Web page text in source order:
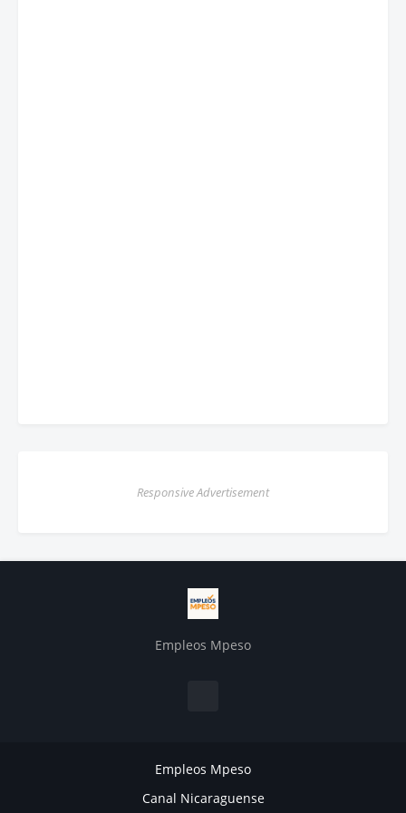
Responsive Advertisement
Empleos Mpeso
Empleos Mpeso
Canal Nicaraguense